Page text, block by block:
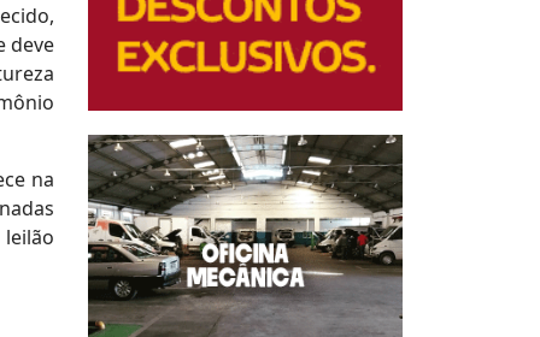
deve
na